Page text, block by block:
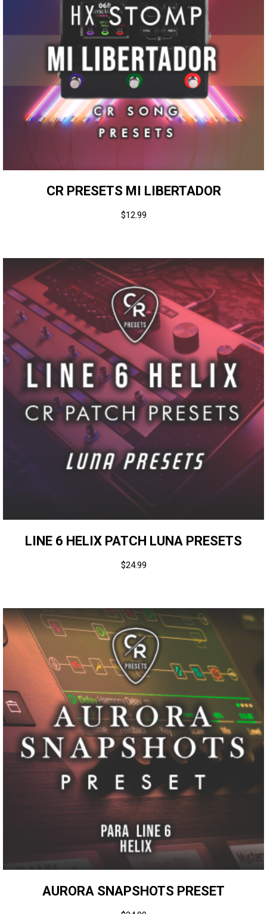
CR PRESETS MI LIBERTADOR
$12.99
LINE 6 HELIX PATCH LUNA PRESETS
$24.99
AURORA SNAPSHOTS PRESET